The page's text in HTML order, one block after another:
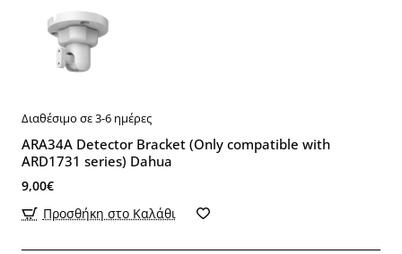
Διαθέσιμο σε 3-6 ημέρες
ARA34A Detector Bracket (Only compatible with
ARD1731 series) Dahua
9,00€
Προσθήκη στο Καλάθι